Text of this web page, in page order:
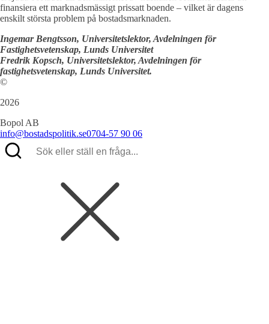
finansiera ett marknadsmässigt prissatt boende – vilket är dagens
enskilt största problem på bostadsmarknaden.
Ingemar Bengtsson, Universitetslektor, Avdelningen för
Fastighetsvetenskap, Lunds Universitet
Fredrik Kopsch, Universitetslektor, Avdelningen för
fastighetsvetenskap, Lunds Universitet.
©
2026
Bopol AB
info@bostadspolitik.se0704-57 90 06